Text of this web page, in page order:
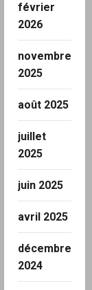
février
2026
novembre
2025
août 2025
juillet
2025
juin 2025
avril 2025
décembre
2024